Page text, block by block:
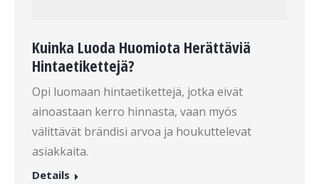
Kuinka Luoda Huomiota Herättäviä
Hintaetikettejä?
Opi luomaan hintaetikettejä, jotka eivät
ainoastaan kerro hinnasta, vaan myös
välittävät brändisi arvoa ja houkuttelevat
asiakkaita.
Details